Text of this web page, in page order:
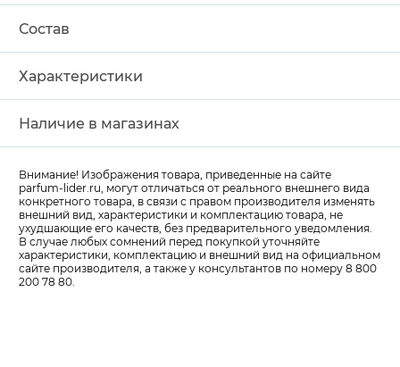
Состав
Характеристики
Наличие в магазинах
Внимание! Изображения товара, приведенные на сайте
parfum-lider.ru, могут отличаться от реального внешнего вида
конкретного товара, в связи с правом производителя изменять
внешний вид, характеристики и комплектацию товара, не
ухудшающие его качеств, без предварительного уведомления.
В случае любых сомнений перед покупкой уточняйте
характеристики, комплектацию и внешний вид на официальном
сайте производителя, а также у консультантов по номеру 8 800
200 78 80.